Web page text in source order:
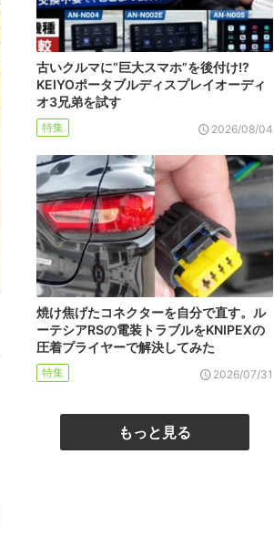
古いクルマに“巨大スマホ”を後付け!?
KEIYOポータブルディスプレイオーディ
オ3兄弟を試す
特集 2026/08/04
焼け焦げたコネクターを自分で直す。ル
ーテシアRSの電装トラブルをKNIPEXの
圧着プライヤーで解決してみた
特集 2026/07/31
もっと見る